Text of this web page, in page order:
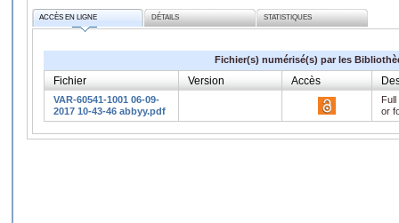
ACCÈS EN LIGNE DÉTAILS STATISTIQUES
Fichier(s) numérisé(s) par les
Fichier Version Accès
VAR-60541-1001 06-09-
2017 10-43-46 abbyy.pdf
or